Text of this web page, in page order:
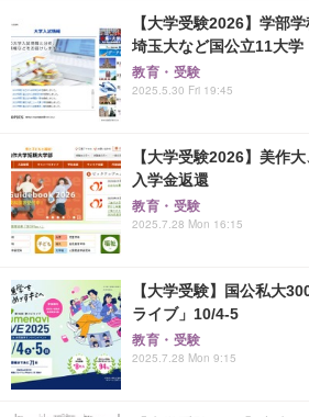
【大学受験2026】学部
埼玉大など国公立11大学
教育・受験
2025.5.30 Fri 19:45
【大学受験2026】美作
入学金返還
教育・受験
2025.7.28 Mon 16:15
【大学受験】国公私大
ライブ」10/4-5
教育・受験
2025.7.28 Mon 9:15